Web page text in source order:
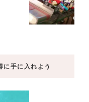
に手に入れよう